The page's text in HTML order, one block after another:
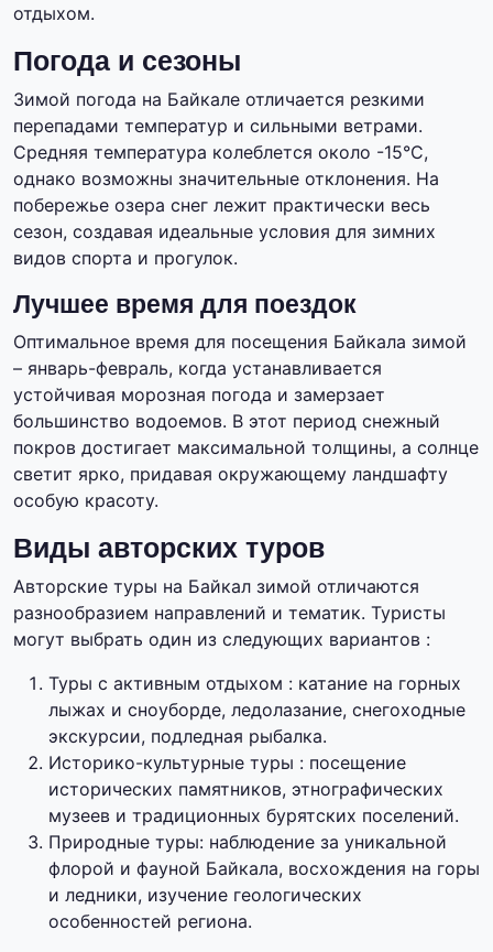
отдыхом.
Погода и сезоны
Зимой погода на Байкале отличается резкими
перепадами температур и сильными ветрами.
Средняя температура колеблется около -15°C,
однако возможны значительные отклонения. На
побережье озера снег лежит практически весь
сезон, создавая идеальные условия для зимних
видов спорта и прогулок.
Лучшее время для поездок
Оптимальное время для посещения Байкала зимой
– январь-февраль, когда устанавливается
устойчивая морозная погода и замерзает
большинство водоемов. В этот период снежный
покров достигает максимальной толщины, а солнце
светит ярко, придавая окружающему ландшафту
особую красоту.
Виды авторских туров
Авторские туры на Байкал зимой отличаются
разнообразием направлений и тематик. Туристы
могут выбрать один из следующих вариантов :
Туры с активным отдыхом : катание на горных
лыжах и сноуборде, ледолазание, снегоходные
экскурсии, подледная рыбалка.
Историко-культурные туры : посещение
исторических памятников, этнографических
музеев и традиционных бурятских поселений.
Природные туры: наблюдение за уникальной
флорой и фауной Байкала, восхождения на горы
и ледники, изучение геологических
особенностей региона.